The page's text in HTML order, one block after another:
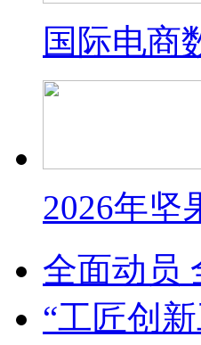
国际电商
2026年坚
全面动员
“工匠创